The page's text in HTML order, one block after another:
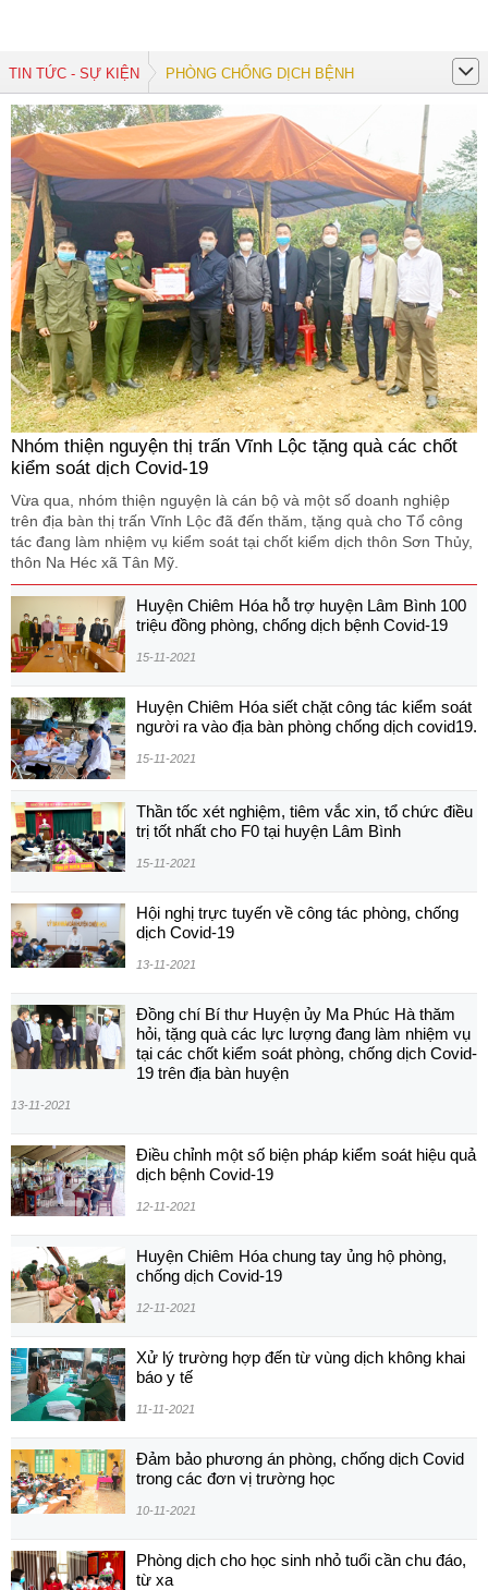
TIN TỨC - SỰ KIỆN PHÒNG CHỐNG DỊCH BỆNH
Nhóm thiện nguyện thị trấn Vĩnh Lộc tặng quà các chốt
kiểm soát dịch Covid-19
Vừa qua, nhóm thiện nguyện là cán bộ và một số doanh nghiệp
trên địa bàn thị trấn Vĩnh Lộc đã đến thăm, tặng quà cho Tổ công
tác đang làm nhiệm vụ kiểm soát tại chốt kiểm dịch thôn Sơn Thủy,
thôn Na Héc xã Tân Mỹ.
Huyện Chiêm Hóa hỗ trợ huyện Lâm Bình 100
triệu đồng phòng, chống dịch bệnh Covid-19
15-11-2021
Huyện Chiêm Hóa siết chặt công tác kiểm soát
người ra vào địa bàn phòng chống dịch covid19.
15-11-2021
Thần tốc xét nghiệm, tiêm vắc xin, tổ chức điều
trị tốt nhất cho F0 tại huyện Lâm Bình
15-11-2021
Hội nghị trực tuyến về công tác phòng, chống
dịch Covid-19
13-11-2021
Đồng chí Bí thư Huyện ủy Ma Phúc Hà thăm
hỏi, tặng quà các lực lượng đang làm nhiệm vụ
tại các chốt kiểm soát phòng, chống dịch Covid-
19 trên địa bàn huyện
13-11-2021
Điều chỉnh một số biện pháp kiểm soát hiệu quả
dịch bệnh Covid-19
12-11-2021
Huyện Chiêm Hóa chung tay ủng hộ phòng,
chống dịch Covid-19
12-11-2021
Xử lý trường hợp đến từ vùng dịch không khai
báo y tế
11-11-2021
Đảm bảo phương án phòng, chống dịch Covid
trong các đơn vị trường học
10-11-2021
Phòng dịch cho học sinh nhỏ tuổi cần chu đáo,
từ xa